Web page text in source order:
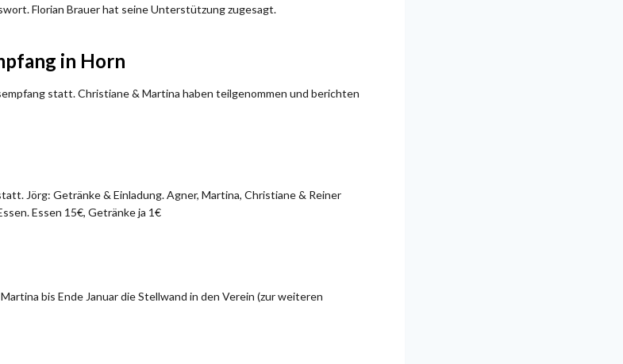
Florian Brauer hat seine Unterstützung zugesagt.
in Horn
statt. Christiane & Martina haben teilgenommen und berichten
Jörg: Getränke & Einladung. Agner, Martina, Christiane & Reiner
Essen 15€, Getränke ja 1€
bis Ende Januar die Stellwand in den Verein (zur weiteren